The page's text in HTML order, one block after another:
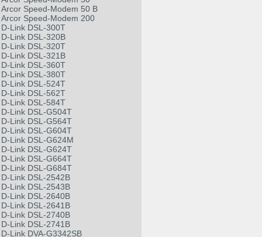
Arcor Speed-Modem 50 B
Arcor Speed-Modem 200
D-Link DSL-300T
D-Link DSL-320B
D-Link DSL-320T
D-Link DSL-321B
D-Link DSL-360T
D-Link DSL-380T
D-Link DSL-524T
D-Link DSL-562T
D-Link DSL-584T
D-Link DSL-G504T
D-Link DSL-G564T
D-Link DSL-G604T
D-Link DSL-G624M
D-Link DSL-G624T
D-Link DSL-G664T
D-Link DSL-G684T
D-Link DSL-2542B
D-Link DSL-2543B
D-Link DSL-2640B
D-Link DSL-2641B
D-Link DSL-2740B
D-Link DSL-2741B
D-Link DVA-G3342SB